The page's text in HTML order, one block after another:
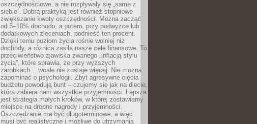
oszczędnościowe, a nie rozpływały się „same z
siebie”. Dobrą praktyką jest również stopniowe
zwiększanie kwoty oszczędności. Można zacząć
od 5–10% dochodu, a potem, przy podwyżce lub
dodatkowych zleceniach, podnieść ten procent.
Dzięki temu poziom życia rośnie wolniej niż
dochody, a różnica zasila nasze cele finansowe. To
przeciwieństwo zjawiska zwanego „inflacją stylu
życia”, które sprawia, że przy wyższych
zarobkach… wcale nie zostaje więcej. Nie można
zapominać o psychologii. Zbyt agresywne cięcia
budżetu powodują bunt – czujemy się jak na diecie,
która zabiera nam wszystkie przyjemności. Lepsza
jest strategia małych kroków, w której zostawiamy
miejsce na drobne nagrody i przyjemności.
Oszczędzanie ma być długoterminowe, a więc
musi być realistyczne i możliwe do utrzymania.